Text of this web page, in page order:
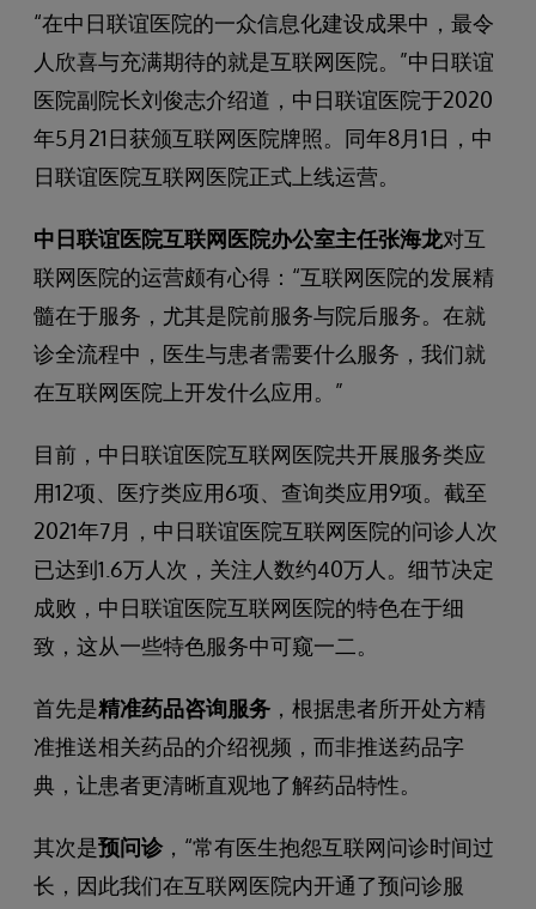
“在中日联谊医院的一众信息化建设成果中，最令
人欣喜与充满期待的就是互联网医院。”中日联谊
医院副院长刘俊志介绍道，中日联谊医院于2020
年5月21日获颁互联网医院牌照。同年8月1日，中
日联谊医院互联网医院正式上线运营。
中日联谊医院互联网医院办公室主任张海龙对互
联网医院的运营颇有心得：“互联网医院的发展精
髓在于服务，尤其是院前服务与院后服务。在就
诊全流程中，医生与患者需要什么服务，我们就
在互联网医院上开发什么应用。”
目前，中日联谊医院互联网医院共开展服务类应
用12项、医疗类应用6项、查询类应用9项。截至
2021年7月，中日联谊医院互联网医院的问诊人次
已达到1.6万人次，关注人数约40万人。细节决定
成败，中日联谊医院互联网医院的特色在于细
致，这从一些特色服务中可窥一二。
首先是精准药品咨询服务 ，根据患者所开处方精
准推送相关药品的介绍视频，而非推送药品字
典，让患者更清晰直观地了解药品特性。
其次是预问诊，“常有医生抱怨互联网问诊时间过
长，因此我们在互联网医院内开通了预问诊服